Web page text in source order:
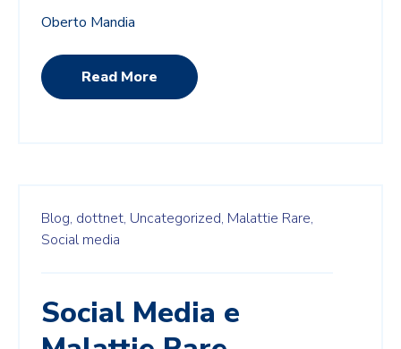
Oberto Mandia
Read More
Blog, dottnet, Uncategorized, Malattie Rare,
Social media
Social Media e